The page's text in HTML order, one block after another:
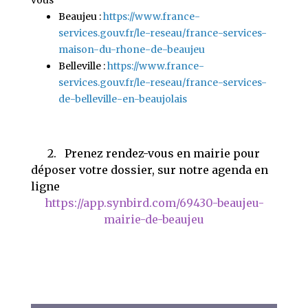
Beaujeu :https://www.france-
services.gouv.fr/le-reseau/france-services-
maison-du-rhone-de-beaujeu
Belleville :https://www.france-
services.gouv.fr/le-reseau/france-services-
de-belleville-en-beaujolais
2. Prenez rendez-vous en mairie pour
déposer votre dossier, sur notre agenda en
ligne
https://app.synbird.com/69430-beaujeu-
mairie-de-beaujeu